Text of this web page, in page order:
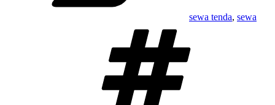
sewa tenda, sewa